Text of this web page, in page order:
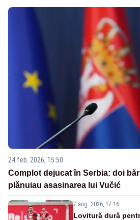
24 feb. 2026, 15:50
Complot dejucat în Serbia: doi
plănuiau asasinarea lui Vučić
7 aug. 2026, 17:16
Lovitură dură